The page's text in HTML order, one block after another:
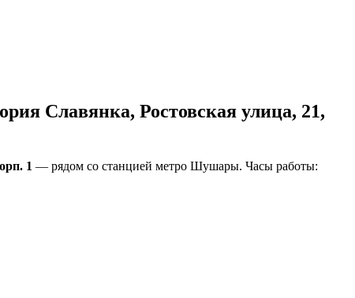
Славянка, Ростовская улица, 21,
1 — рядом со станцией метро Шушары. Часы работы: